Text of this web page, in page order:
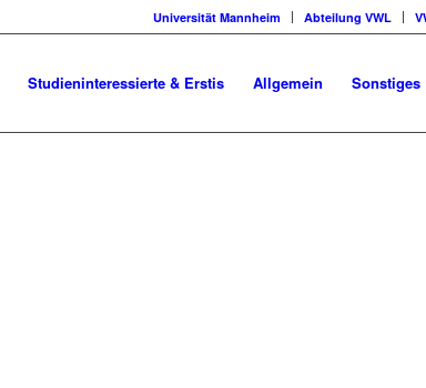
Universität Mannheim Abteilung VWL
Studieninteressierte & Erstis Allgemein Sonstiges